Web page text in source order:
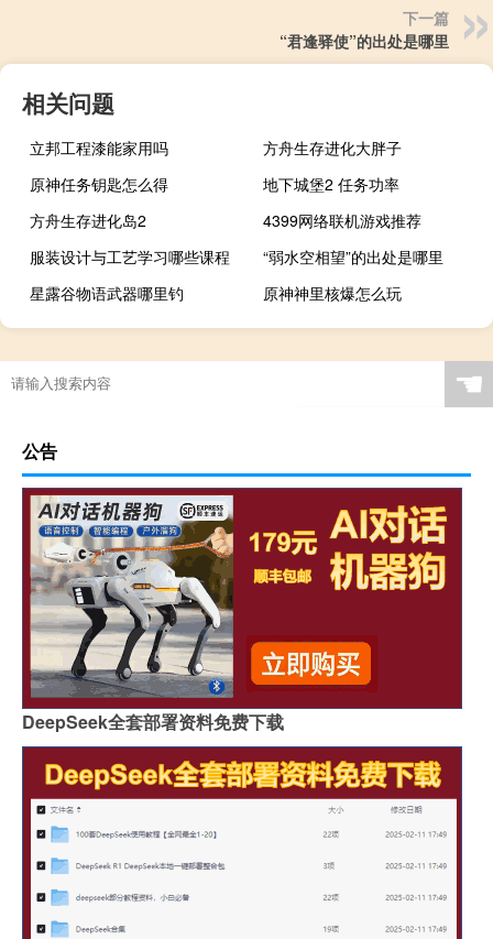
下一篇
“君逢驿使”的出处是哪里
相关问题
立邦工程漆能家用吗
方舟生存进化大胖子
原神任务钥匙怎么得
地下城堡2 任务功率
方舟生存进化岛2
4399网络联机游戏推荐
服装设计与工艺学习哪些课程
“弱水空相望”的出处是哪里
星露谷物语武器哪里钓
原神神里核爆怎么玩
☚
公告
DeepSeek全套部署资料免费下载